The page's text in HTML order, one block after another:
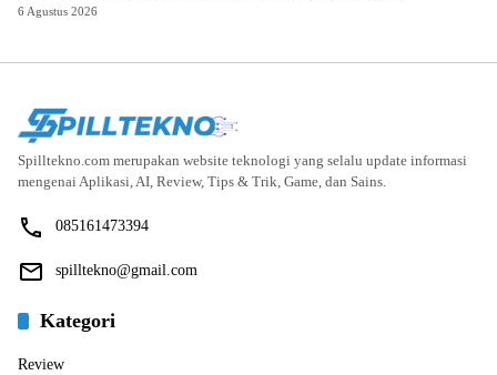
6 Agustus 2026
Spilltekno.com merupakan website teknologi yang selalu update informasi
mengenai Aplikasi, AI, Review, Tips & Trik, Game, dan Sains.
085161473394
spilltekno@gmail.com
Kategori
Review